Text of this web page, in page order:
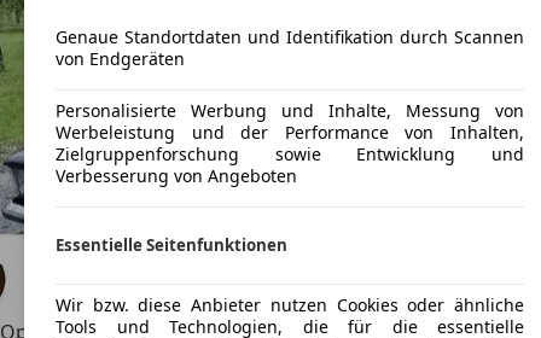
Opel Kadett
C City L-Berlina 2,0E H-Zulassung
Genaue Standortdaten und Identifikation durch Scannen
von Endgeräten
Personalisierte Werbung und Inhalte, Messung von
Werbeleistung und der Performance von Inhalten,
Zielgruppenforschung sowie Entwicklung und
Verbesserung von Angeboten
Essentielle Seitenfunktionen
Wir bzw. diese Anbieter nutzen Cookies oder ähnliche
Tools und Technologien, die für die essentielle